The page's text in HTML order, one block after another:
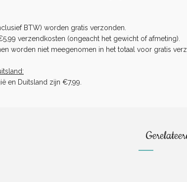
BTW) worden gratis verzonden.
verzendkosten (ongeacht het gewicht of afmeting).
worden niet meegenomen in het totaal voor gratis
en Duitsland zijn €7,99.